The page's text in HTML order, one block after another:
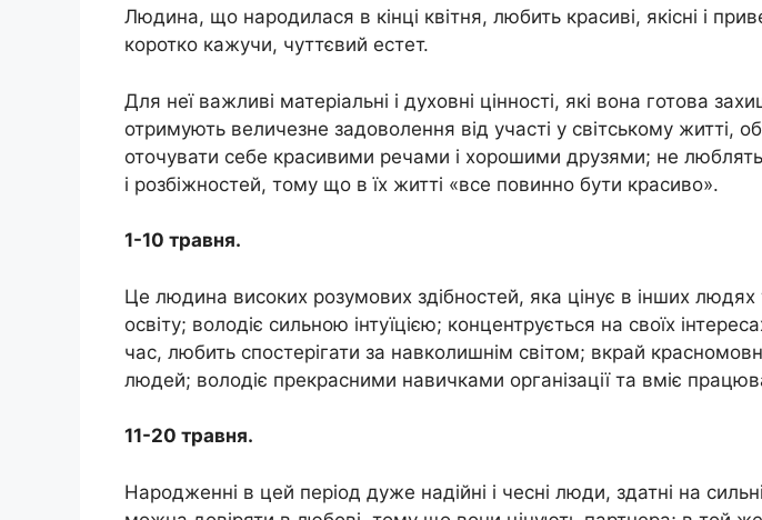
Людина, що народилася в кінці квітня, любить красиві, якісні і
коротко кажучи, чуттєвий естет.
Для неї важливі матеріальні і духовні цінності, які вона готова
отримують величезне задоволення від участі у світському житті,
оточувати себе красивими речами і хорошими друзями; не
і розбіжностей, тому що в їх житті «все повинно бути красиво».
1-10 травня.
Це людина високих розумових здібностей, яка цінує в інших
освіту; володіє сильною інтуїцією; концентрується на своїх
час, любить спостерігати за навколишнім світом; вкрай
людей; володіє прекрасними навичками організації та вміє
11-20 травня.
Народженні в цей період дуже надійні і чесні люди, здатні на сильні